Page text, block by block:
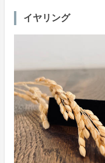
イヤリング